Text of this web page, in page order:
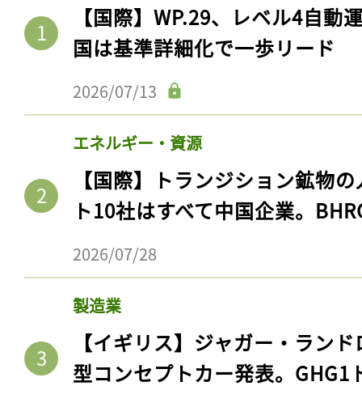
【国際】WP.29、レベル4自動
国は基準詳細化で一歩リード
2026/07/13
エネルギー・資源
【国際】トランジション鉱物
ト10社はすべて中国企業。
2026/07/28
製造業
【イギリス】ジャガー・ラン
型コンセプトカー発表。GHG1
ログイン
会員登録